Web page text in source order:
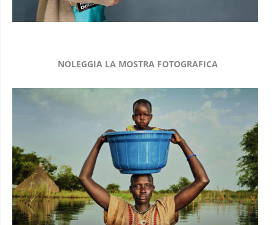
NOLEGGIA LA MOSTRA FOTOGRAFICA